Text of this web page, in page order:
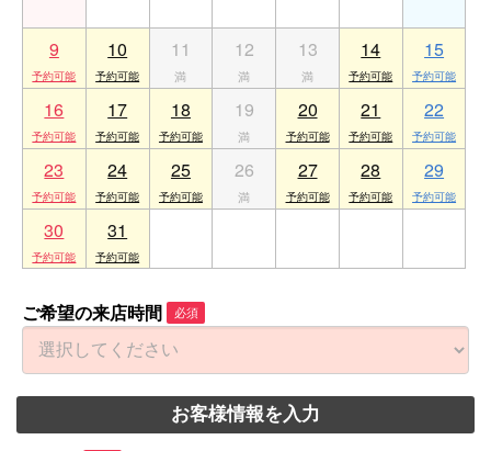
9 10 11 12 13 14 15
16 17 18 19 20 21 22
23 24 25 26 27 28 29
30 31
ご希望の来店時間 必須
お客様情報を入力